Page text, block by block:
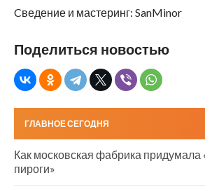
Cведение и мастеринг: SanMinor
Поделиться новостью
ГЛАВНОЕ СЕГОДНЯ
Как московская фабрика придумала
пироги»